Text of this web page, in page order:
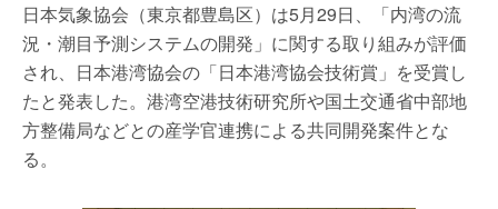
日本気象協会（東京都豊島区）は5月29日、「内湾の流
況・潮目予測システムの開発」に関する取り組みが評価
され、日本港湾協会の「日本港湾協会技術賞」を受賞し
たと発表した。港湾空港技術研究所や国土交通省中部地
方整備局などとの産学官連携による共同開発案件とな
る。